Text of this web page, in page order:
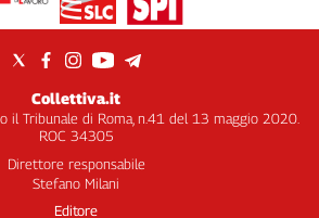
Collettiva.it
il Tribunale di Roma, n.41 del 13 maggio 2020.
ROC 34305
Direttore responsabile
Stefano Milani
Editore